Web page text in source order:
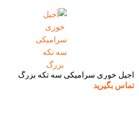
آجیل خوری سرامیکی سه تکه بزرگ
تماس بگیرید